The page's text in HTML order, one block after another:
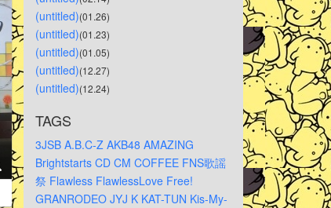
(untitled)(01.26)
(untitled)(01.23)
(untitled)(01.05)
(untitled)(12.27)
(untitled)(12.24)
TAGS
3JSB A.B.C-Z AKB48 AMAZING
Brightstarts CD CM COFFEE FNS歌謡
祭 Flawless FlawlessLove Free!
GRANRODEO JYJ K KAT-TUN Kis-My-